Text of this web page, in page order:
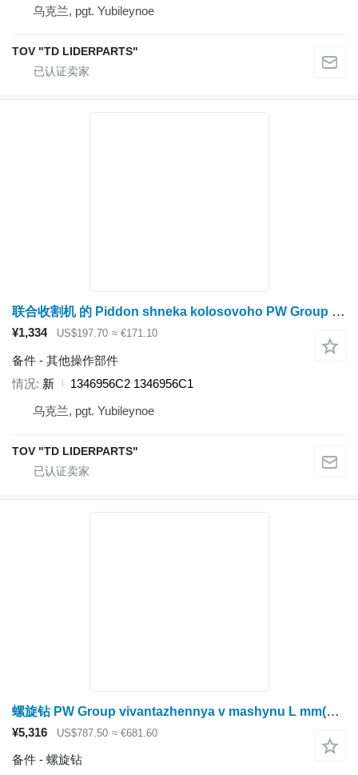
乌克兰, pgt. Yubileynoe
TOV "TD LIDERPARTS"
联合收割机 的 Piddon shneka kolosovoho PW Group 2366 1346956C2
¥1,334 US$197.70 ≈ €171.10
备件 - 其他操作部件
情况 新
1346956C2 1346956C1
乌克兰, pgt. Yubileynoe
TOV "TD LIDERPARTS"
螺旋钻 PW Group vivantazhennya v mashynu L mm(L a 4368,8 mm 172in 87557246
¥5,316 US$787.50 ≈ €681.60
备件 - 螺旋钻